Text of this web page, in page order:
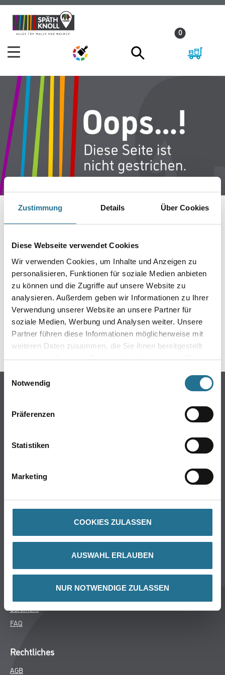
Zustimmung Details Über Cookies
Diese Webseite verwendet Cookies
Wir verwenden Cookies, um Inhalte und Anzeigen zu
personalisieren, Funktionen für soziale Medien anbieten
zu können und die Zugriffe auf unsere Website zu
analysieren. Außerdem geben wir Informationen zu Ihrer
Verwendung unserer Website an unsere Partner für
soziale Medien, Werbung und Analysen weiter. Unsere
Partner führen diese Informationen möglicherweise mit
weiteren Daten zusammen, die Sie ihnen bereitgestellt
haben oder die sie im Rahmen Ihrer Nutzung der Dienste
Einwilligungsauswahl
Notwendig
Präferenzen
Statistiken
Marketing
COOKIES ZULASSEN
AUSWAHL ERLAUBEN
NUR NOTWENDIGE ZULASSEN
Zum
Inhalt
Zum
Navigationsmenü
0
IST AUFGETRETEN
Keine Sorge, wir pinseln schon an der Lösung und
werden das Problem so schnell wie möglich beheben.
Erkunden Sie in der Zwischenzeit unseren Online-Shop
und lassen Sie sich inspirieren.
ZURÜCK ZUM ONLINE-SHOP
Online-Shop
Putze- und Spachtelmassen
Wand- & Deckenbeläge
Späth Knoll GmbH
Aktuelles
Sortiment
FAQ
Rechtliches
AGB